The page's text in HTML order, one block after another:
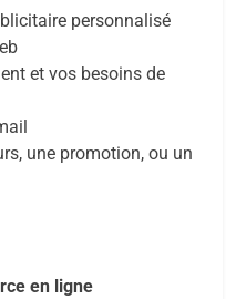
personnalisé
et vos besoins de
une promotion, ou un
en ligne